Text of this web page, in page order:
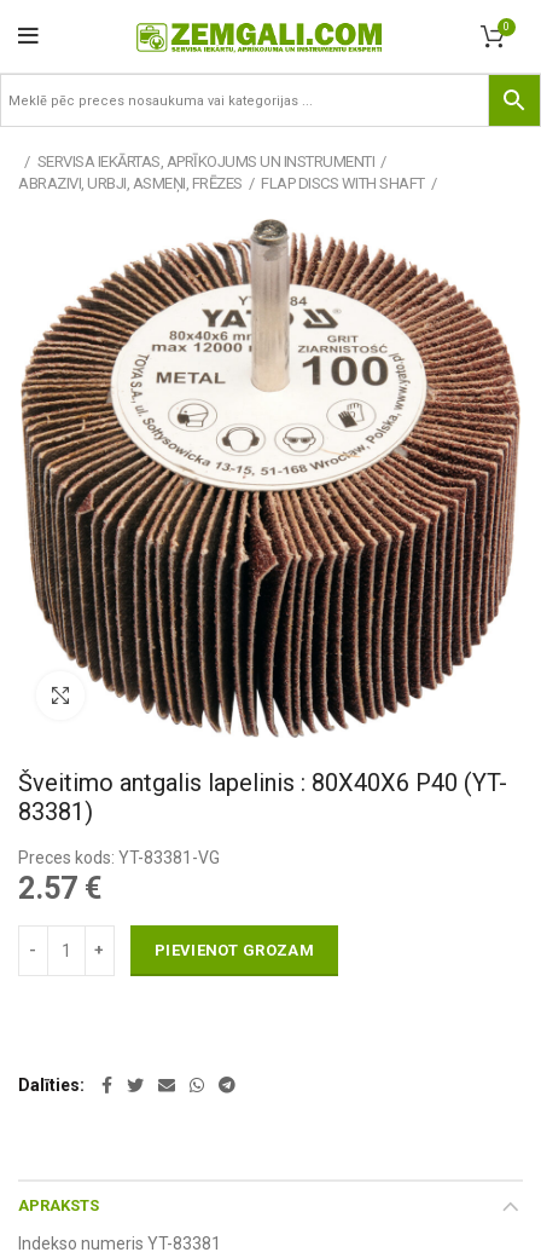
0
SERVISA IEKĀRTAS, APRĪKOJUMS UN INSTRUMENTI
ABRAZIVI, URBJI, ASMEŅI, FRĒZES
FLAP DISCS WITH SHAFT
Pietuvināt
Šveitimo antgalis lapelinis : 80X40X6 P40 (YT-
83381)
Preces kods: YT-83381-VG
2.57 €
PIEVIENOT GROZAM
Dalīties
APRAKSTS
Indekso numeris YT-83381